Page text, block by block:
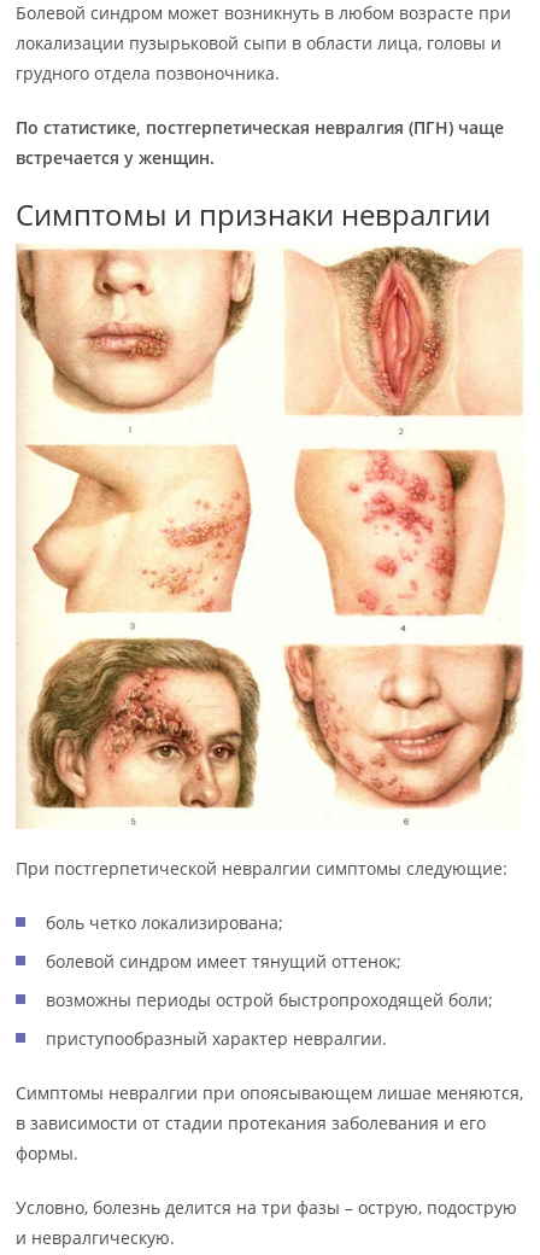
Болевой синдром может возникнуть в любом возрасте при
локализации пузырьковой сыпи в области лица, головы и
грудного отдела позвоночника.
По статистике, постгерпетическая невралгия (ПГН) чаще
встречается у женщин.
Симптомы и признаки невралгии
При постгерпетической невралгии симптомы следующие:
боль четко локализирована;
болевой синдром имеет тянущий оттенок;
возможны периоды острой быстропроходящей боли;
приступообразный характер невралгии.
Симптомы невралгии при опоясывающем лишае меняются,
в зависимости от стадии протекания заболевания и его
формы.
Условно, болезнь делится на три фазы – острую, подострую
и невралгическую.